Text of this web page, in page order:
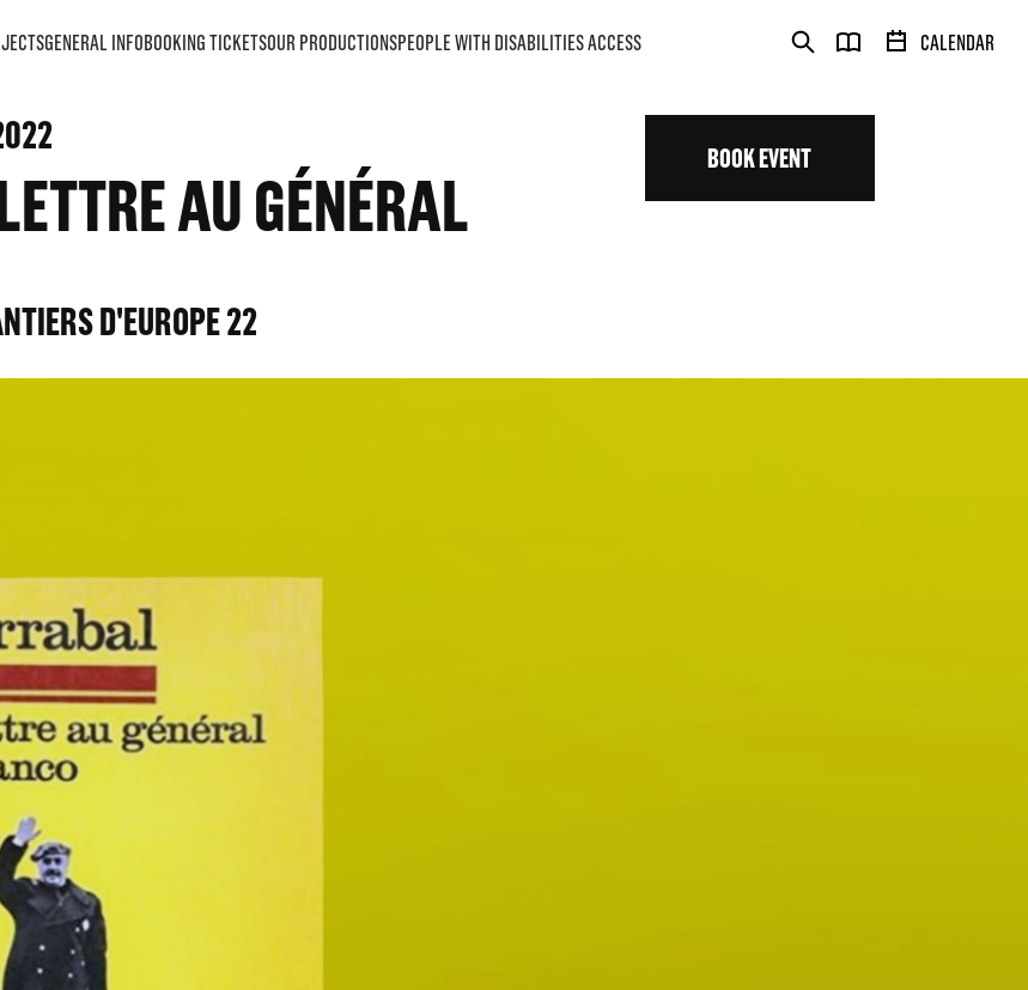
CALENDAR
GENERAL INFOBOOKING TICKETSOUR PRODUCTIONSPEOPLE WITH DISABILITIES ACCESS
AU GÉNÉRAL
D'EUROPE 22
BOOK EVENT